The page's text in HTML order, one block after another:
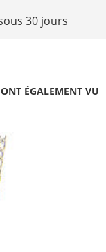
30 jours
ÉGALEMENT VU